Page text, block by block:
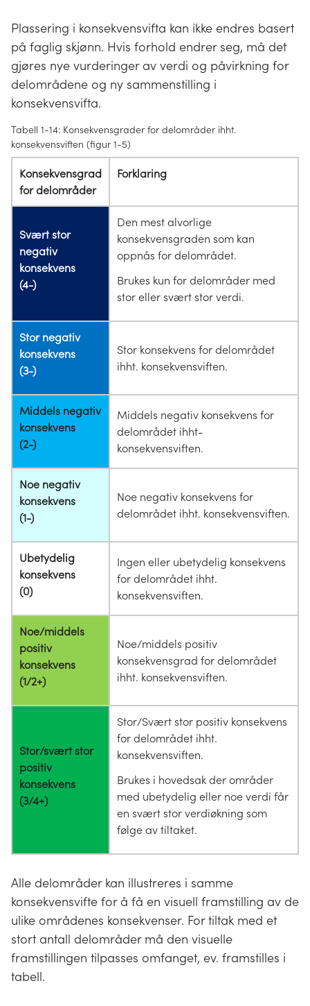
Plassering i konsekvensvifta kan ikke endres basert
på faglig skjønn. Hvis forhold endrer seg, må det
gjøres nye vurderinger av verdi og påvirkning for
delområdene og ny sammenstilling i
konsekvensvifta.
Tabell 1-14: Konsekvensgrader for delområder ihht.
konsekvensviften (figur 1-5)
Konsekvensgrad
for delområder
Forklaring
Svært stor
negativ
konsekvens
(4-)
Den mest alvorlige
konsekvensgraden som kan
oppnås for delområdet.
Brukes kun for delområder med
stor eller svært stor verdi.
Stor negativ
konsekvens
(3-)
Stor konsekvens for delområdet
ihht. konsekvensviften.
Middels negativ
konsekvens
(2-)
Middels negativ konsekvens for
delområdet ihht-
konsekvensviften.
Noe negativ
konsekvens
(1-)
Noe negativ konsekvens for
delområdet ihht. konsekvensviften.
Ubetydelig
konsekvens
(0)
Ingen eller ubetydelig konsekvens
for delområdet ihht.
konsekvensviften.
Noe/middels
positiv
konsekvens
(1/2+)
Noe/middels positiv
konsekvensgrad for delområdet
ihht. konsekvensviften.
Stor/svært stor
positiv
konsekvens
(3/4+)
Stor/Svært stor positiv konsekvens
for delområdet ihht.
konsekvensviften.
Brukes i hovedsak der områder
med ubetydelig eller noe verdi får
en svært stor verdiøkning som
følge av tiltaket.
Alle delområder kan illustreres i samme
konsekvensvifte for å få en visuell framstilling av de
ulike områdenes konsekvenser. For tiltak med et
stort antall delområder må den visuelle
framstillingen tilpasses omfanget, ev. framstilles i
tabell.